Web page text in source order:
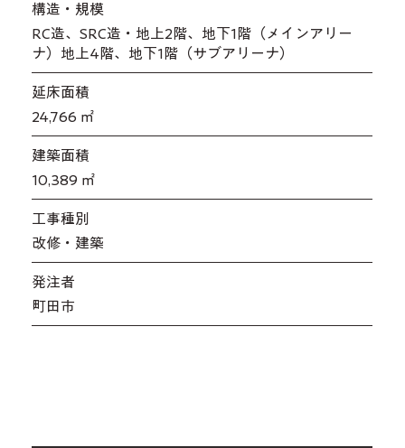
​構造・規模
RC造、SRC造・地上2階、地下1階（メインアリー
ナ）地上4階、地下1階（サブアリーナ）
延床面積
24,766 ㎡
​建築面積
10,389 ㎡
工事種別
改修・建築
発注者
町田市